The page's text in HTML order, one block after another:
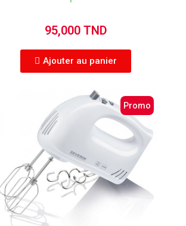
95,000 TND
Ajouter au panier
Promo